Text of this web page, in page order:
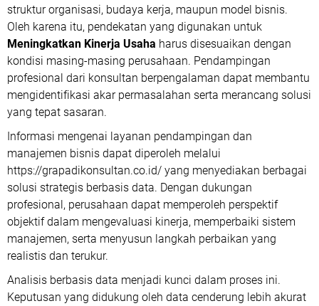
struktur organisasi, budaya kerja, maupun model bisnis.
Oleh karena itu, pendekatan yang digunakan untuk
Meningkatkan Kinerja Usaha harus disesuaikan dengan
kondisi masing-masing perusahaan. Pendampingan
profesional dari konsultan berpengalaman dapat membantu
mengidentifikasi akar permasalahan serta merancang solusi
yang tepat sasaran.
Informasi mengenai layanan pendampingan dan
manajemen bisnis dapat diperoleh melalui
https://grapadikonsultan.co.id/ yang menyediakan berbagai
solusi strategis berbasis data. Dengan dukungan
profesional, perusahaan dapat memperoleh perspektif
objektif dalam mengevaluasi kinerja, memperbaiki sistem
manajemen, serta menyusun langkah perbaikan yang
realistis dan terukur.
Analisis berbasis data menjadi kunci dalam proses ini.
Keputusan yang didukung oleh data cenderung lebih akurat